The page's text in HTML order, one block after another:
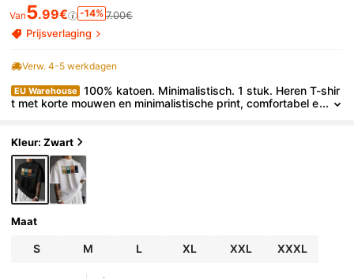
Van5.99€ -14% 7.00€
Prijsverlaging
Verw. 4-5 werkdagen
EU Warehouse
100% katoen. Minimalistisch. 1 stuk. Heren T-shir
t met korte mouwen en minimalistische print, comfortabel e
Kleur: Zwart
Maat
S M L XL XXL XXXL